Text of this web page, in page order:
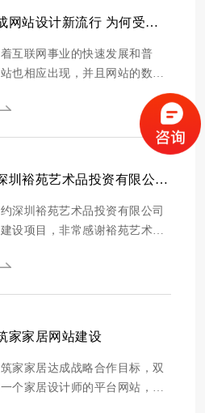
新材料技术有限公司成立，与
林铝业合作建立家居研发生产
粗狂主义成网站设计新流行 为何受欢迎
互联网事业的快速发展和普
也相应出现，并且网站的数量
加，那么对于网站设计来说，现
一种风格就是粗狂主义，今
大家具体介绍一下有关粗狂主义
一些知识。 粗狂主义又称为粗野
在网站设计里很受欢迎的一种风
说粗狂主义风格的网站设计，在
致的，不...
【签约】深圳裕苑艺术品投资有限公司中英文网站建设项目
深圳裕苑艺术品投资有限公司
设项目，非常感谢裕苑艺术品
现裕苑艺术品的品牌。 深圳
品家具、珠宝首饰、工艺品和书
投资兴办实业（具体项目另行申
...
家家居网站建设
家家居达成战略合作目标，双
个家居设计师的平台网站，创